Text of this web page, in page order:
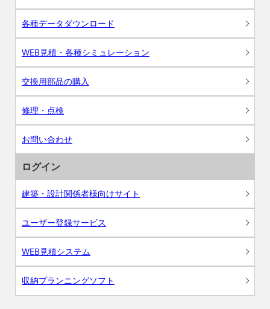
各種データダウンロード
WEB見積・各種シミュレーション
交換用部品の購入
修理・点検
お問い合わせ
ログイン
建築・設計関係者様向けサイト
ユーザー登録サービス
WEB見積システム
収納プランニングソフト